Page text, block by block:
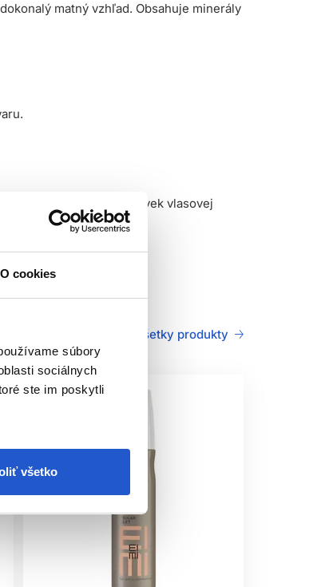
O cookies
súbory
sociálnych
ste im poskytli
všetko
matný vzhľad. Obsahuje minerály
textúry akejkoľvek vlasovej
Všetky produkty